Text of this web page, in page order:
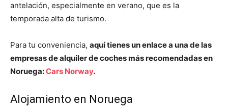
antelación, especialmente en verano, que es la
temporada alta de turismo.
Para tu conveniencia, aquí tienes un enlace a una de las
empresas de alquiler de coches más recomendadas en
Noruega:Cars Norway.
Alojamiento en Noruega